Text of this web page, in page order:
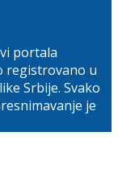
portala
registrovano u
Srbije. Svako
je